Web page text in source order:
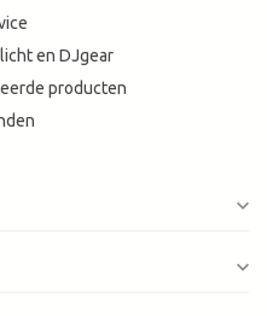
en DJgear
producten